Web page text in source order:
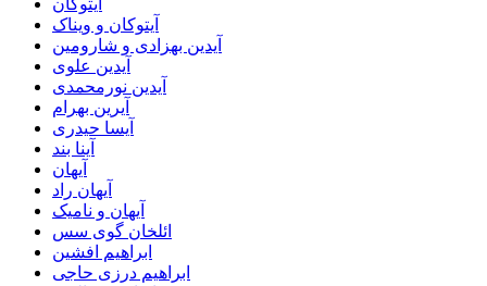
آیتوکان
آیتوکان و ویناک
آیدین بهزادی و شارومین
آیدین علوی
آیدین نورمحمدی
آیرین بهرام
آیسا حیدری
آینا بند
آیهان
آیهان راد
آیهان و نامیک
ائلخان گوی سس
ابراهیم افشین
ابراهیم درزی حاجی